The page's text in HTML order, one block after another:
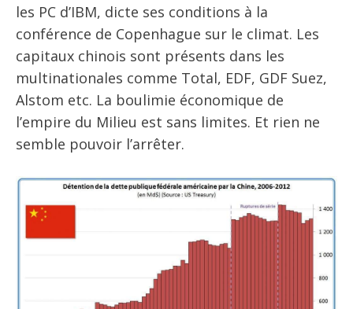
les PC d’IBM, dicte ses conditions à la
conférence de Copenhague sur le climat. Les
capitaux chinois sont présents dans les
multinationales comme Total, EDF, GDF Suez,
Alstom etc. La boulimie économique de
l’empire du Milieu est sans limites. Et rien ne
semble pouvoir l’arrêter.